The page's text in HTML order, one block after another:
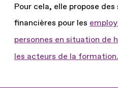
Pour cela, elle propose
financières pour les
personnes en situation de
les acteurs de la formation.